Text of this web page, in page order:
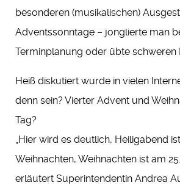
besonderen (musikalischen)
Adventssonntage – jonglierte man
Terminplanung oder übte schweren
Heiß diskutiert wurde in vielen
denn sein? Vierter Advent und
Tag?
„Hier wird es deutlich, Heiligabend
Weihnachten, Weihnachten ist am
erläutert Superintendentin Andrea